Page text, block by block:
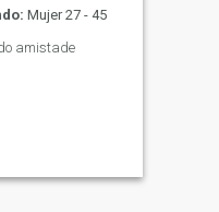
Mujer 27 - 45
amistade